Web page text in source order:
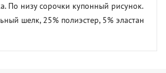
По низу сорочки купонный рисунок.
шелк, 25% полиэстер, 5% эластан